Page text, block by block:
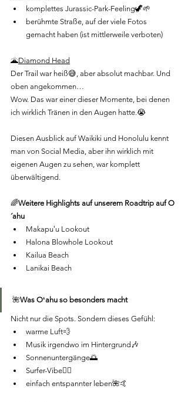
komplettes Jurassic-Park-Feeling🦖🌱
berühmte Straße, auf der viele Fotos
gemacht haben (ist mittlerweile verboten)
🌋Diamond Head
Der Trail war heiß😅, aber absolut machbar. Und
oben angekommen…
Wow. Das war einer dieser Momente, bei denen
ich wirklich Tränen in den Augen hatte.😭
Diesen Ausblick auf Waikiki und Honolulu kennt
man von Social Media, aber ihn wirklich mit
eigenen Augen zu sehen, war komplett
überwältigend.
🌈Weitere Highlights auf unserem Roadtrip auf O
´ahu
Makapuʻu Lookout
Halona Blowhole Lookout
Kailua Beach
Lanikai Beach
🌺Was Oʻahu so besonders macht
Nicht nur die Spots. Sondern dieses Gefühl:
warme Luft💨
Musik irgendwo im Hintergrund🎶
Sonnenuntergänge🌅
Surfer-Vibe🏄‍♀️
einfach entspannter leben🌺🤙